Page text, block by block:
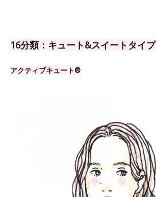
16分類：キュート&スイートタイプ
アクティブキュート®